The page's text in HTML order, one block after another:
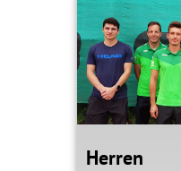
Herren